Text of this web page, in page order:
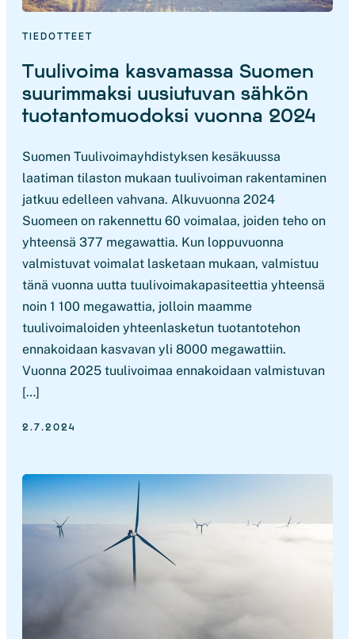
TIEDOTTEET
Tuulivoima kasvamassa Suomen
suurimmaksi uusiutuvan sähkön
tuotantomuodoksi vuonna 2024
Suomen Tuulivoimayhdistyksen kesäkuussa
laatiman tilaston mukaan tuulivoiman rakentaminen
jatkuu edelleen vahvana. Alkuvuonna 2024
Suomeen on rakennettu 60 voimalaa, joiden teho on
yhteensä 377 megawattia. Kun loppuvuonna
valmistuvat voimalat lasketaan mukaan, valmistuu
tänä vuonna uutta tuulivoimakapasiteettia yhteensä
noin 1 100 megawattia, jolloin maamme
tuulivoimaloiden yhteenlasketun tuotantotehon
ennakoidaan kasvavan yli 8000 megawattiin.
Vuonna 2025 tuulivoimaa ennakoidaan valmistuvan
[…]
2.7.2024